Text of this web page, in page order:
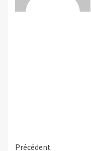
Précédent